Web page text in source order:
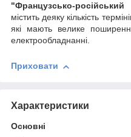
"Французсько-
містить деяку кількість
які мають велике
електрообладнанні.
Приховати
Характеристики
Основні